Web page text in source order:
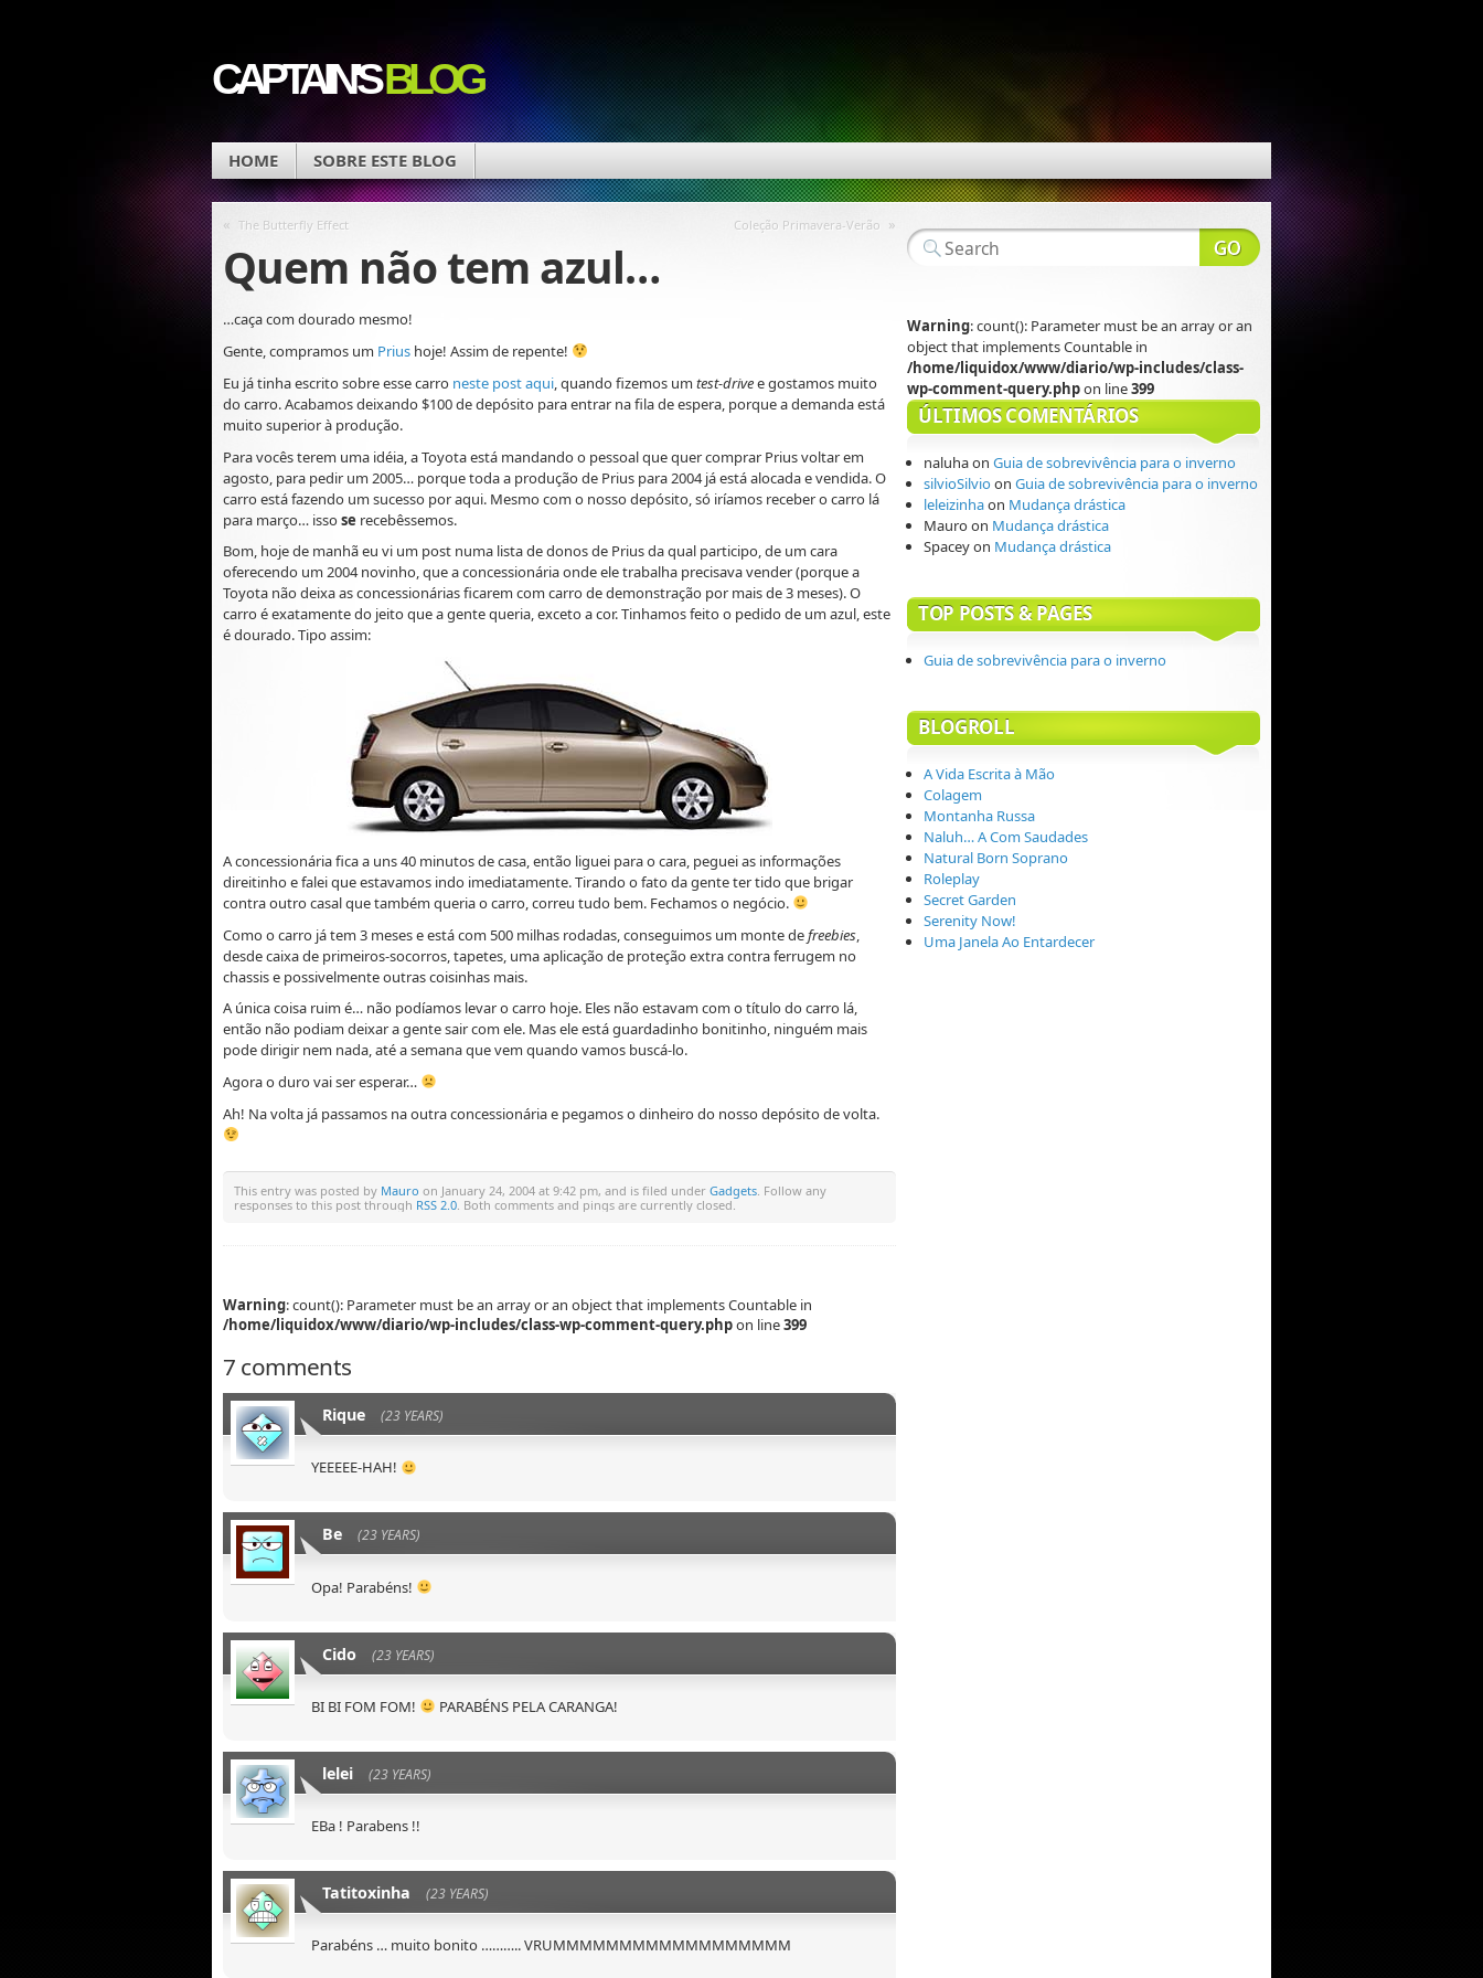
CAPTAIN'SBLOG
HOME SOBRE ESTE BLOG
« The Butterfly Effect Coleção Primavera-Verão »
Quem não tem azul…
…caça com dourado mesmo!
Gente, compramos um Prius hoje! Assim de repente!
Eu já tinha escrito sobre esse carro neste post aqui, quando fizemos um test-drivee gostamos muito
do carro. Acabamos deixando $100 de depósito para entrar na fila de espera, porque a demanda está
muito superior à produção.
Para vocês terem uma idéia, a Toyota está mandando o pessoal que quer comprar Prius voltar em
agosto, para pedir um 2005… porque toda a produção de Prius para 2004 já está alocada e vendida. O
carro está fazendo um sucesso por aqui. Mesmo com o nosso depósito, só iríamos receber o carro lá
para março… issose recebêssemos.
Bom, hoje de manhã eu vi um post numa lista de donos de Prius da qual participo, de um cara
oferecendo um 2004 novinho, que a concessionária onde ele trabalha precisava vender (porque a
Toyota não deixa as concessionárias ficarem com carro de demonstração por mais de 3 meses). O
carro é exatamente do jeito que a gente queria, exceto a cor. Tinhamos feito o pedido de um azul, este
é dourado. Tipo assim:
A concessionária fica a uns 40 minutos de casa, então liguei para o cara, peguei as informações
direitinho e falei que estavamos indo imediatamente. Tirando o fato da gente ter tido que brigar
contra outro casal que também queria o carro, correu tudo bem. Fechamos o negócio.
Como o carro já tem 3 meses e está com 500 milhas rodadas, conseguimos um monte defreebies
desde caixa de primeiros-socorros, tapetes, uma aplicação de proteção extra contra ferrugem no
chassis e possivelmente outras coisinhas mais.
A única coisa ruim é… não podíamos levar o carro hoje. Eles não estavam com o título do carro lá,
então não podiam deixar a gente sair com ele. Mas ele está guardadinho bonitinho, ninguém mais
pode dirigir nem nada, até a semana que vem quando vamos buscá-lo.
Agora o duro vai ser esperar…
Ah! Na volta já passamos na outra concessionária e pegamos o dinheiro do nosso depósito de volta.
This entry was posted by Mauro on January 24, 2004 at 9:42 pm, and is filed under Gadgets . Follow any
responses to this post through RSS 2.0 . Both comments and pings are currently closed.
Warning: count(): Parameter must be an array or an object that implements Countable in
/home/liquidox/www/diario/wp-includes/class-wp-comment-query.phpon line399
7 comments
Rique (23 YEARS)
YEEEEE-HAH!
Be (23 YEARS)
Opa! Parabéns!
Cido (23 YEARS)
BI BI FOM FOM! PARABÉNS PELA CARANGA!
lelei (23 YEARS)
EBa ! Parabens !!
Tatitoxinha (23 YEARS)
Parabéns … muito bonito ……….. VRUMMMMMMMMMMMMMMMMMM
Warning: count(): Parameter must be an array or an
object that implements Countable in
/home/liquidox/www/diario/wp-includes/class-
wp-comment-query.phpon line399
ÚLTIMOS COMENTÁRIOS
naluhaon Guia de sobrevivência para o inverno
silvioSilvioon Guia de sobrevivência para o inverno
leleizinhaon Mudança drástica
Mauroon Mudança drástica
Spaceyon Mudança drástica
TOP POSTS & PAGES
Guia de sobrevivência para o inverno
BLOGROLL
A Vida Escrita à Mão
Colagem
Montanha Russa
Naluh… A Com Saudades
Natural Born Soprano
Roleplay
Secret Garden
Serenity Now!
Uma Janela Ao Entardecer